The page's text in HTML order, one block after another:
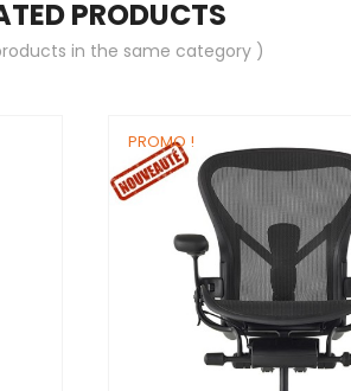
PRODUCTS
in the same category )
PROMO !